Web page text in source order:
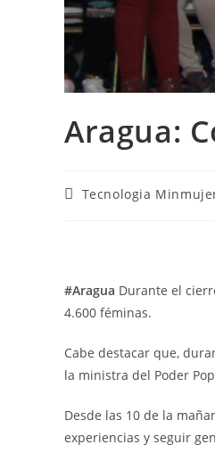
Aragua:
Tecnologia
#Aragua Durante el
4.600 féminas.
Cabe destacar que,
la ministra del Poder
Desde las 10 de la
experiencias y seguir